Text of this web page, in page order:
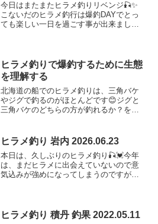
今日はまたまたヒラメ釣りリベンジ🎣✨
こないだのヒラメ釣行は爆釣DAYでとっ
ても楽しい一日を過ごす事が出来ました
たヤナギノマイ！！！...
ヒラメ釣りで爆釣するために生態
を理解する
北海道の船でのヒラメ釣りは、三角バケ
やジグで釣るのがほとんどです😊ジグと
三角バケのどちらの方が釣れるか？を考
る様な気がします✨バケ釣りについては
こちらのブログに記載して...
ヒラメ釣り 岩内 2026.06.23
本日は、久しぶりのヒラメ釣り🎣💓今年
は、まだヒラメに出会えていないので意
気込みが強めになってしまうのですが、
ちょっぴり曇り空小雨の中...
ヒラメ釣り 積丹 釣果 2022.05.11